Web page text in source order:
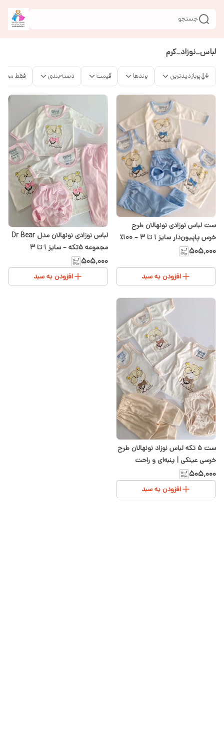
جستجو
لباس_نوزاد_کرم
پربازدیدترین برندها قیمت دسته‌بندی فقط
ست لباس نوزادی نونهالان طرح
خرس پاپیون‌دار سایز ۱ تا ۳ – ۱۰۰٪
نخ پنبه
۵۰۵٬۰۰۰
افزودن به سبد
لباس نوزادی نونهالان مدل Dr Bear
مجموعه ۵تکه – سایز ۱ تا ۳
۵۰۵٬۰۰۰
افزودن به سبد
ست ۵ تکه لباس نوزاد نونهالان طرح
خرسی عینکی | پنبه‌ای و راحت
۵۰۵٬۰۰۰
افزودن به سبد